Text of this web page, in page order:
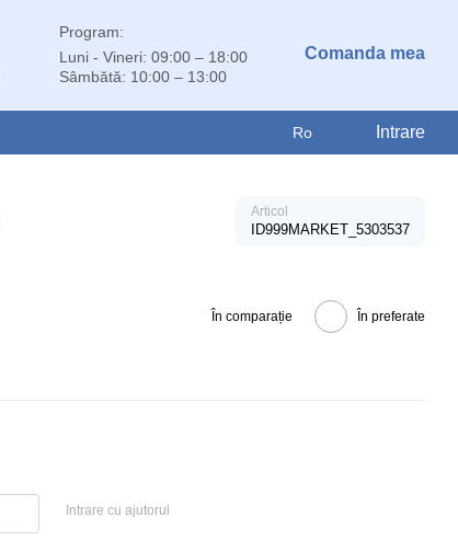
Program:
Luni - Vineri: 09:00 – 18:00
Sâmbătă: 10:00 – 13:00
Comanda mea
Ro Intrare
Articol
ID999MARKET_5303537
În comparație În preferate
Intrare cu ajutorul